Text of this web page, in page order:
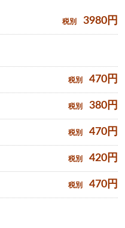
税別 3980 円
税別 470 円
税別 380 円
税別 470 円
税別 420 円
税別 470 円